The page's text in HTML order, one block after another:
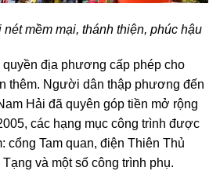
mềm mại, thánh thiện, phúc hậu
địa phương cấp phép cho
thêm. Người dân thập phương đến
Hải đã quyên góp tiền mở rộng
các hạng mục công trình được
cổng Tam quan, điện Thiên Thủ
và một số công trình phụ.